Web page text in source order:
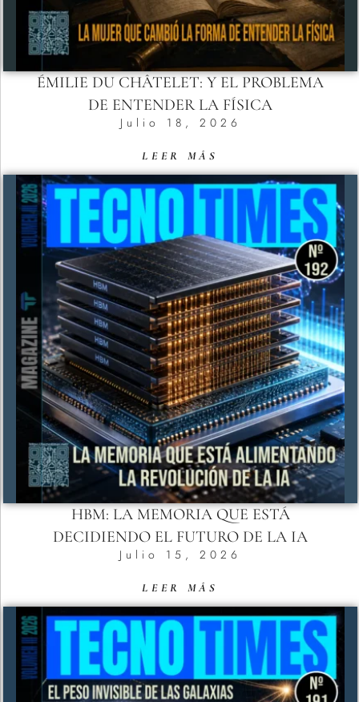
ÉMILIE DU CHÂTELET: Y EL PROBLEMA
DE ENTENDER LA FÍSICA
Julio 18, 2026
LEER MÁS
HBM: LA MEMORIA QUE ESTÁ
DECIDIENDO EL FUTURO DE LA IA
Julio 15, 2026
LEER MÁS